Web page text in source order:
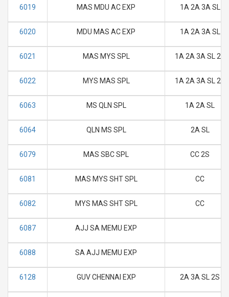
6019 MAS MDU AC EXP 1A 2A 3A SL
6020 MDU MAS AC EXP 1A 2A 3A SL
6021 MAS MYS SPL 1A 2A 3A SL 2S
6022 MYS MAS SPL 1A 2A 3A SL 2S
6063 MS QLN SPL 1A 2A SL
6064 QLN MS SPL 2A SL
6079 MAS SBC SPL CC 2S
6081 MAS MYS SHT SPL CC
6082 MYS MAS SHT SPL CC
6087 AJJ SA MEMU EXP
6088 SA AJJ MEMU EXP
6128 GUV CHENNAI EXP 2A 3A SL 2S